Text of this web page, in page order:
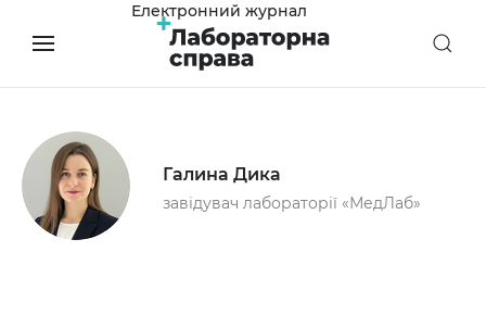
Електронний журнал
Галина Дика
завідувач лабораторії «МедЛаб»